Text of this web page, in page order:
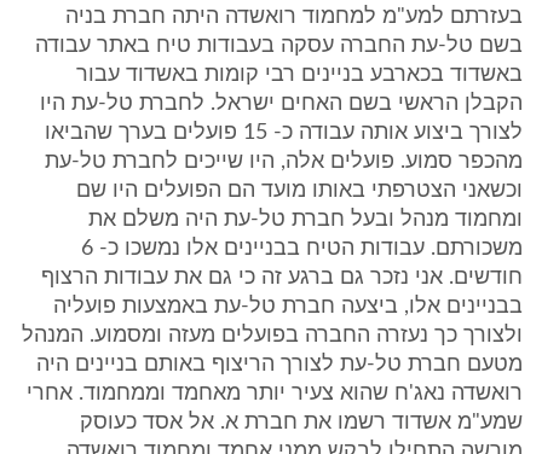
בעזרתם למע"מ למחמוד רואשדה היתה חברת בניה
בשם טל-עת החברה עסקה בעבודות טיח באתר עבודה
באשדוד בכארבע בניינים רבי קומות באשדוד עבור
הקבלן הראשי בשם האחים ישראל. לחברת טל-עת היו
לצורך ביצוע אותה עבודה כ- 15 פועלים בערך שהביאו
מהכפר סמוע. פועלים אלה, היו שייכים לחברת טל-עת
וכשאני הצטרפתי באותו מועד הם הפועלים היו שם
ומחמוד מנהל ובעל חברת טל-עת היה משלם את
משכורתם. עבודות הטיח בבניינים אלו נמשכו כ- 6
חודשים. אני נזכר גם ברגע זה כי גם את עבודות הרצוף
בבניינים אלו, ביצעה חברת טל-עת באמצעות פועליה
ולצורך כך נעזרה החברה בפועלים מעזה ומסמוע. המנהל
מטעם חברת טל-עת לצורך הריצוף באותם בניינים היה
רואשדה נאג'ח שהוא צעיר יותר מאחמד וממחמוד. אחרי
שמע"מ אשדוד רשמו את חברת א. אל אסד כעוסק